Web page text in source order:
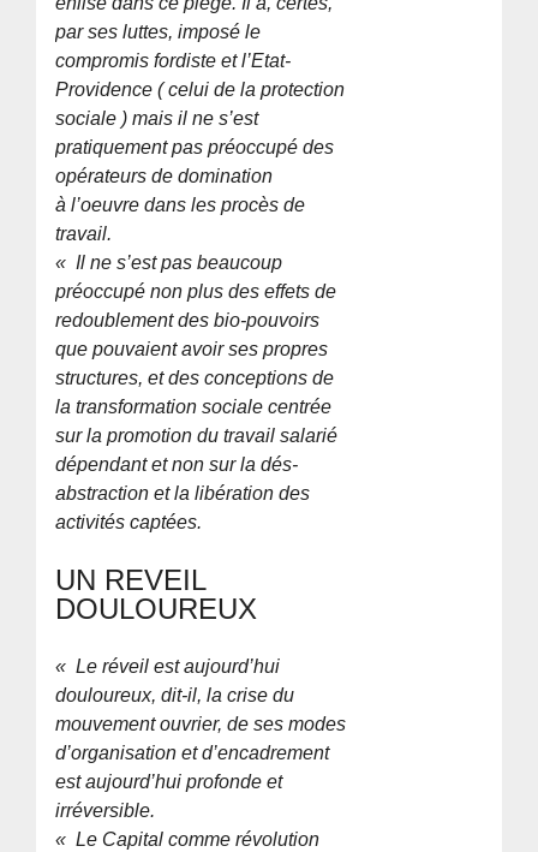
par ses luttes, imposé le
compromis fordiste et l’Etat-
Providence ( celui de la protection
sociale ) mais il ne s’est
pratiquement pas préoccupé des
opérateurs de domination
à l’oeuvre dans les procès de
travail.
« Il ne s’est pas beaucoup
préoccupé non plus des effets de
redoublement des bio-pouvoirs
que pouvaient avoir ses propres
structures, et des conceptions de
la transformation sociale centrée
sur la promotion du travail salarié
dépendant et non sur la dés-
abstraction et la libération des
activités captées.
UN REVEIL
DOULOUREUX
« Le réveil est aujourd’hui
douloureux, dit-il, la crise du
mouvement ouvrier, de ses modes
d’organisation et d’encadrement
est aujourd’hui profonde et
irréversible.
« Le Capital comme révolution